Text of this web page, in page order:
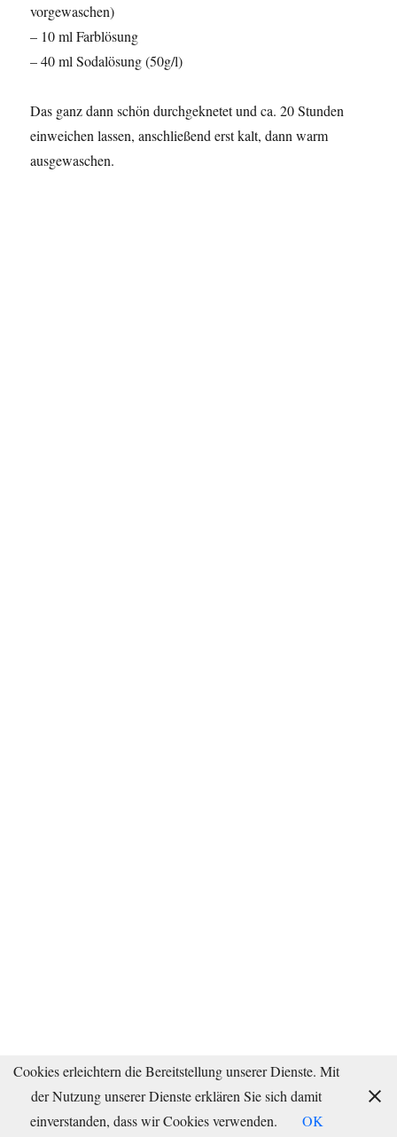
vorgewaschen)
– 10 ml Farblösung
– 40 ml Sodalösung (50g/l)
Das ganz dann schön durchgeknetet und ca. 20 Stunden
einweichen lassen, anschließend erst kalt, dann warm
ausgewaschen.
Cookies erleichtern die Bereitstellung unserer Dienste. Mit
der Nutzung unserer Dienste erklären Sie sich damit
einverstanden, dass wir Cookies verwenden.
OK